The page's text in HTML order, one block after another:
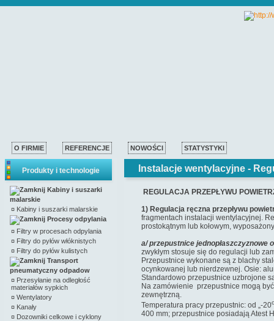
O FIRMIE REFERENCJE NOWOŚCI STATYSTYKI
Produkty i technologie
Kabiny i suszarki
malarskie
¤ Kabiny i suszarki malarskie
Procesy odpylania
¤ Filtry w procesach odpylania
¤ Filtry do pyłów włóknistych
¤ Filtry do pyłów kulistych
Transport
pneumatyczny odpadow
¤ Przesyłanie na odległość
materiałów sypkich
¤ Wentylatory
¤ Kanały
¤ Dozowniki celkowe i cyklony
Instalacje wentylacyjne -
REGULACJA PRZEPŁYWU
1) Regulacja ręczna przepływu
fragmentach instalacji wentylacyjnej.
prostokątnym lub kołowym,
a/ przepustnice jednopłaszczyznowe
zwykłym stosuje się do regulacji lub
Przepustnice wykonane są z blachy
ocynkowanej lub nierdzewnej. Osie:
Standardowo przepustnice uzbrojone
Na zamówienie przepustnice mogą
zewnętrzną.
Temperatura pracy przepustnic: od „-20
400 mm; przepustnice posiadają Atest